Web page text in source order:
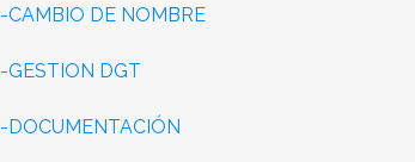
-CAMBIO DE NOMBRE
-GESTION DGT
-DOCUMENTACIÓN